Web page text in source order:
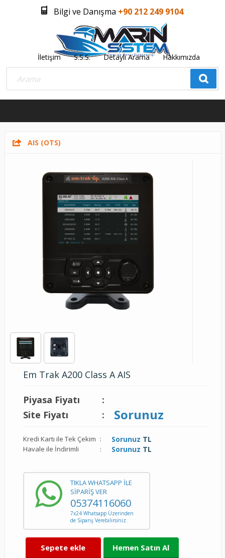
Bilgi ve Danışma +90 212 249 9104
İletişim S.S.S. Detaylı Arama Hakkımızda
Üye Girişi Üye Olmak İstiyorum
AIS (OTS)
Em Trak A200 Class A AIS
Piyasa Fiyatı
:
Site Fiyatı
: Sorunuz
Kredi Kartı ile Tek Çekim : Sorunuz TL
Havale ile İndirimli : Sorunuz TL
TIKLA WHATSAPP İLE
SİPARİŞ VER
05374116060
7x24 Whatsapp Üzerinden
de Sipariş Verebilirsiniz.
Sepete ekle Hemen Satın Al